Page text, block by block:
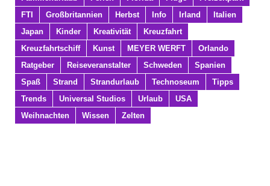
FTI
Großbritannien Herbst Info Irland
Italien
Japan
Kinder Kreativität
Kreuzfahrt
Kreuzfahrtschiff
Kunst MEYER WERFT
Orlando
Ratgeber
Reiseveranstalter Schweden
Spanien
Spaß
Strand Strandurlaub Technoseum
Tipps
Trends
Universal Studios Urlaub
USA
Weihnachten
Wissen Zelten